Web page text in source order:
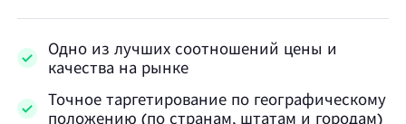
Одно из лучших соотношений цены и
качества на рынке
Точное таргетирование по географическому
положению (по странам, штатам и городам)